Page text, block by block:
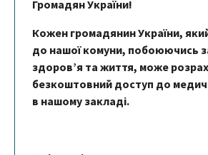
Громадян України!
Кожен громадянин України,
до нашої комуни, побоюючись
здоров’я та життя, може
безкоштовний доступ до
в нашому закладі.